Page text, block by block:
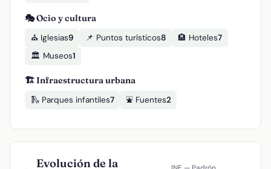
🎭 Ocio y cultura
⛪ Iglesias9 📌 Puntos turísticos8 🏨 Hoteles7
🏛️ Museos1
🏗️ Infraestructura urbana
🛝 Parques infantiles7 ⛲ Fuentes2
Evolución de la